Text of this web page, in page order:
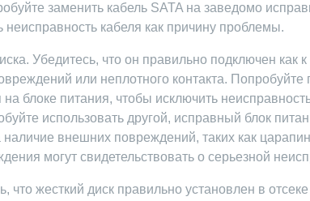
заменить кабель SATA на заведомо
кабеля как причину проблемы.
Убедитесь, что он правильно подключен как к
или неплотного контакта. Попробуйте
блоке питания, чтобы исключить
использовать другой, исправный блок
наличие внешних повреждений, таких как
могут свидетельствовать о серьезной
жесткий диск правильно установлен в отсеке